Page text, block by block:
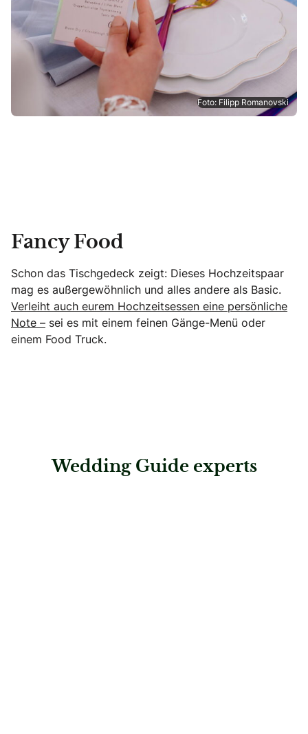
Foto: Filipp Romanovski
Fancy Food
Schon das Tischgedeck zeigt: Dieses Hochzeitspaar
mag es außergewöhnlich und alles andere als Basic.
Verleiht auch eurem Hochzeitsessen eine persönliche
Note – sei es mit einem feinen Gänge-Menü oder
einem Food Truck.
Wedding Guide experts